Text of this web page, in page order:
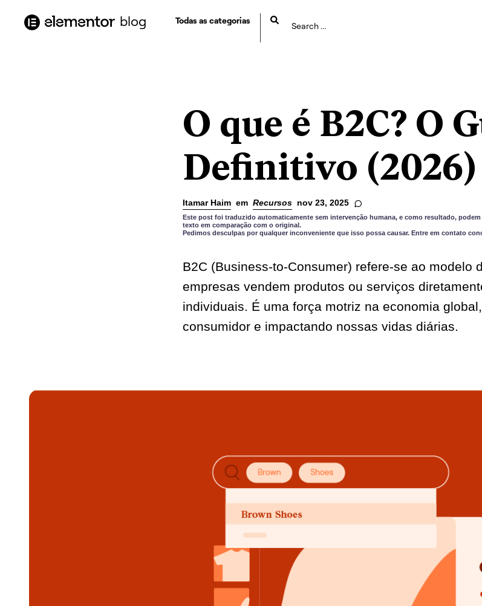
conteúdo
blog Todas as categorias
O que é B2C? O
Definitivo (2026)
Itamar Haim em Recursos nov 23, 2025
Este post foi traduzido automaticamente sem intervenção humana, e como resultado,
texto em comparação com o original.
Pedimos desculpas por qualquer inconveniente que isso possa causar. Entre em contato
B2C (Business-to-Consumer) refere-se ao modelo
empresas vendem produtos ou serviços
individuais. É uma força motriz na economia
consumidor e impactando nossas vidas diárias.